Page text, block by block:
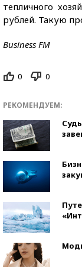
тепличного
рублей. Такую
Business FM
0 0
РЕКОМЕНДУЕМ: